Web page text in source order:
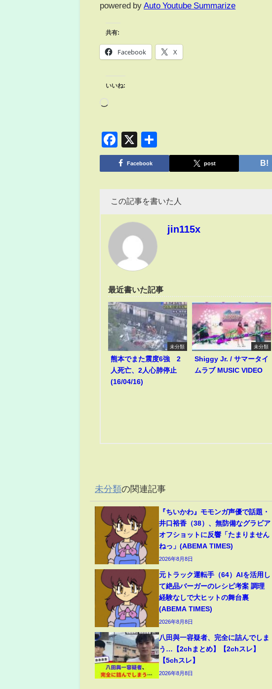
powered by Auto Youtube Summarize
共有:
Facebook X
いいね:
Facebook
X
有
Facebook post
この記事を書いた人
jin115x
最近書いた記事
未分類
熊本でまた震度6強 2
人死亡、2人心肺停止
(16/04/16)
未分類
Shiggy Jr. / サマータイ
ムラブ MUSIC VIDEO
未分類の関連記事
『ちいかわ』モモンガ声優で話題・
井口裕香（38）、無防備なグラビア
オフショットに反響「たまりません
ねっ」(ABEMA TIMES)
2026年8月8日
元トラック運転手（64）AIを活用し
て絶品バーガーのレシピ考案 調理
経験なしで大ヒットの舞台裏
(ABEMA TIMES)
2026年8月8日
八田與一容疑者、完全に詰んでしま
う…【2chまとめ】【2chスレ】
【5chスレ】
2026年8月8日